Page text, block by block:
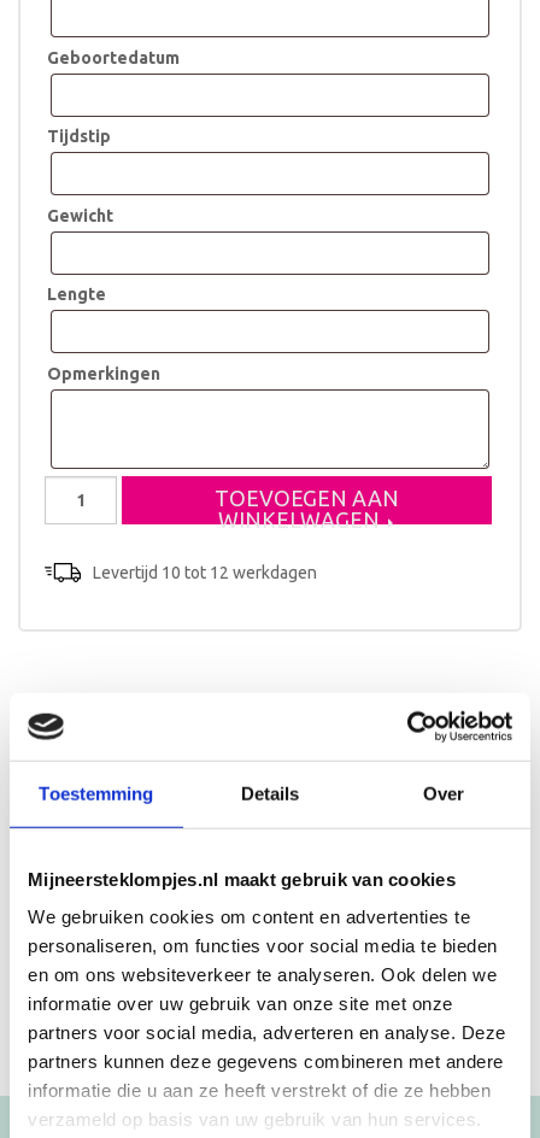
Toestemming Details Over
Mijneersteklompjes.nl maakt gebruik van cookies
We gebruiken cookies om content en advertenties te
personaliseren, om functies voor social media te bieden
en om ons websiteverkeer te analyseren. Ook delen we
informatie over uw gebruik van onze site met onze
partners voor social media, adverteren en analyse. Deze
partners kunnen deze gegevens combineren met andere
informatie die u aan ze heeft verstrekt of die ze hebben
verzameld op basis van uw gebruik van hun services.
Geboortedatum
Tijdstip
Gewicht
Lengte
Opmerkingen
Linde
TOEVOEGEN AAN
WINKELWAGEN
Levertijd 10 tot 12 werkdagen
Beschrijving
geboortekaartje? Een origineel kraamcadeau voor baby en
kersverse ouders!
beschilderd.